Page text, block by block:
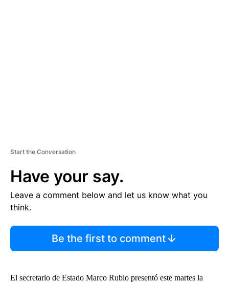
Start the Conversation
Have your say.
Leave a comment below and let us know what you
think.
Be the first to comment
El secretario de Estado Marco Rubio presentó este martes la